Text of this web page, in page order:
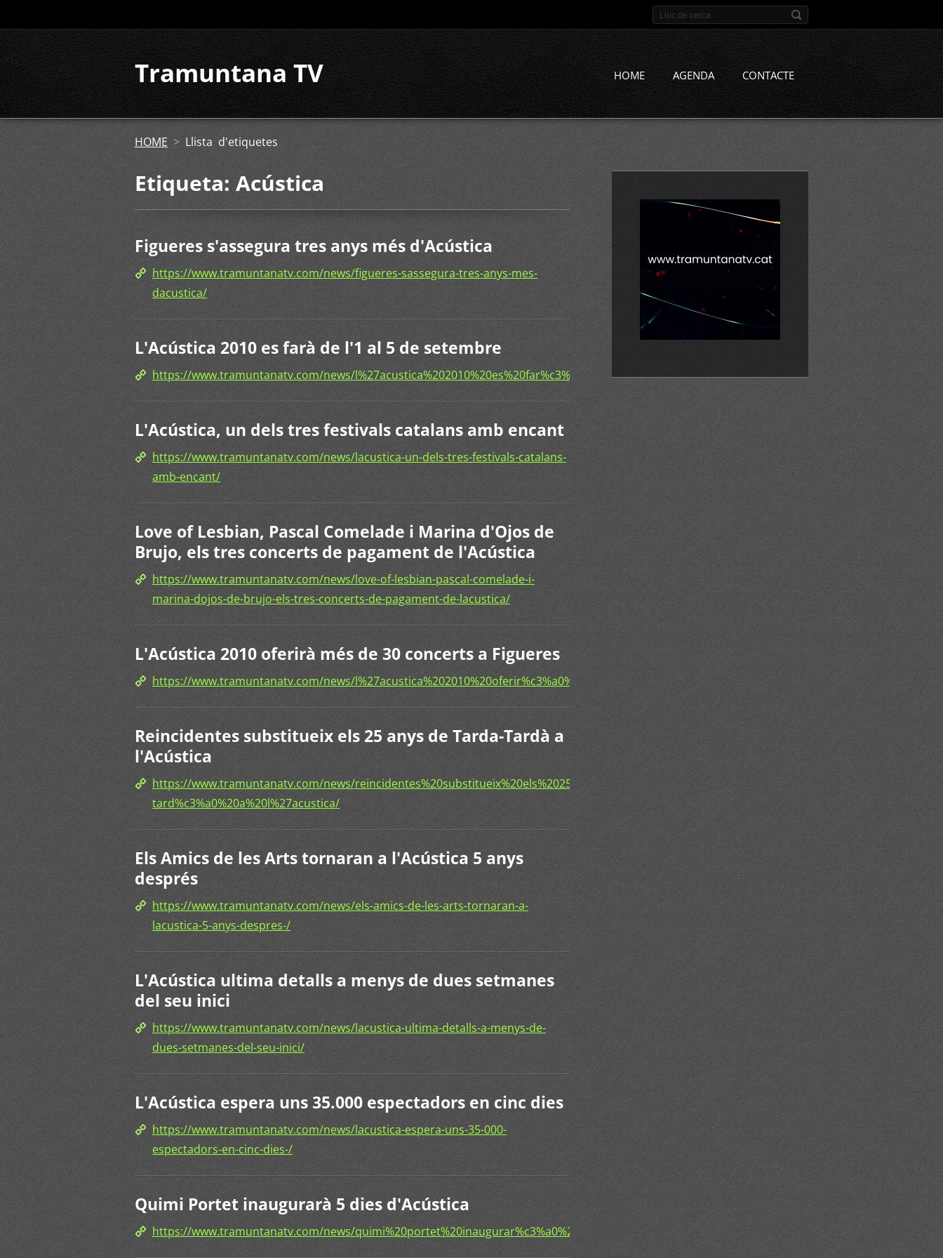
Tramuntana TV HOME AGENDA CONTACTE
HOME > Llista d'etiquetes
Etiqueta: Acústica
Figueres s'assegura tres anys més d'Acústica
https://www.tramuntanatv.com/news/figueres-sassegura-tres-anys-mes-
dacustica/
L'Acústica 2010 es farà de l'1 al 5 de setembre
https://www.tramuntanatv.com/news/l%27acustica%202010%20es%20far%c3%a0%20de%20l%271%20al%205%20de%20setembre/
L'Acústica, un dels tres festivals catalans amb encant
https://www.tramuntanatv.com/news/lacustica-un-dels-tres-festivals-catalans-
amb-encant/
Love of Lesbian, Pascal Comelade i Marina d'Ojos de
Brujo, els tres concerts de pagament de l'Acústica
https://www.tramuntanatv.com/news/love-of-lesbian-pascal-comelade-i-
marina-dojos-de-brujo-els-tres-concerts-de-pagament-de-lacustica/
L'Acústica 2010 oferirà més de 30 concerts a Figueres
https://www.tramuntanatv.com/news/l%27acustica%202010%20oferir%c3%a0%20mes%20de%2030%20concerts%20a%20figueres%20/
Reincidentes substitueix els 25 anys de Tarda-Tardà a
l'Acústica
https://www.tramuntanatv.com/news/reincidentes%20substitueix%20els%2025%20anys%20de%20tarda-
tard%c3%a0%20a%20l%27acustica/
Els Amics de les Arts tornaran a l'Acústica 5 anys
després
https://www.tramuntanatv.com/news/els-amics-de-les-arts-tornaran-a-
lacustica-5-anys-despres-/
L'Acústica ultima detalls a menys de dues setmanes
del seu inici
https://www.tramuntanatv.com/news/lacustica-ultima-detalls-a-menys-de-
dues-setmanes-del-seu-inici/
L'Acústica espera uns 35.000 espectadors en cinc dies
https://www.tramuntanatv.com/news/lacustica-espera-uns-35-000-
espectadors-en-cinc-dies-/
Quimi Portet inaugurarà 5 dies d'Acústica
https://www.tramuntanatv.com/news/quimi%20portet%20inaugurar%c3%a0%205%20dies%20d%27acustica/